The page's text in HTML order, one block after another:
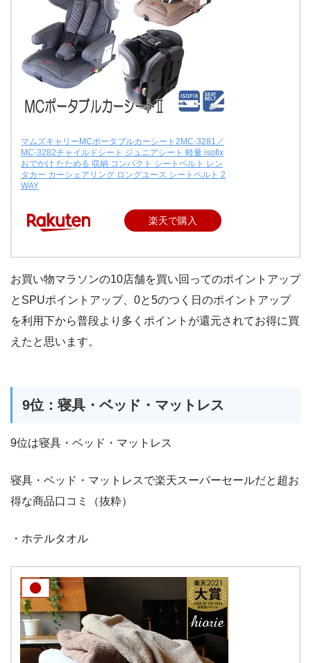
マムズキャリーMCポータブルカーシート2MC-3281／
MC-3282チャイルドシート ジュニアシート 軽量 isofix
おでかけ たためる 収納 コンパクト シートベルト レン
タカー カーシェアリング ロングユース シートベルト 2
WAY
楽天で購入
お買い物マラソンの10店舗を買い回ってのポイントアップ
とSPUポイントアップ、0と5のつく日のポイントアップ
を利用下から普段より多くポイントが還元されてお得に買
えたと思います。
9位：寝具・ベッド・マットレス
9位は寝具・ベッド・マットレス
寝具・ベッド・マットレスで楽天スーパーセールだと超お
得な商品口コミ（抜粋）
・ホテルタオル